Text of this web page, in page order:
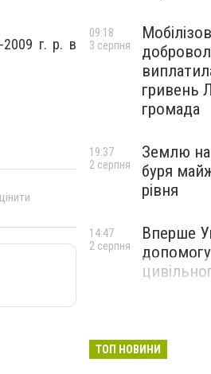
г. р. в
гривень
громада
09:18
3 серпня
Землю
буря
рівня
19:37
2 серпня
Вперше
14:47
2 серпня
ТОП НОВИНИ